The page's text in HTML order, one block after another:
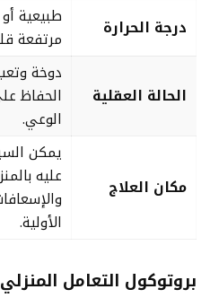
درجة الحرارة
طبيعية أو
مرتفعة
الحالة العقلية
دوخة
الحفاظ
الوعي.
مكان العلاج
يمكن
عليه
الأولية.
بروتوكول التعامل